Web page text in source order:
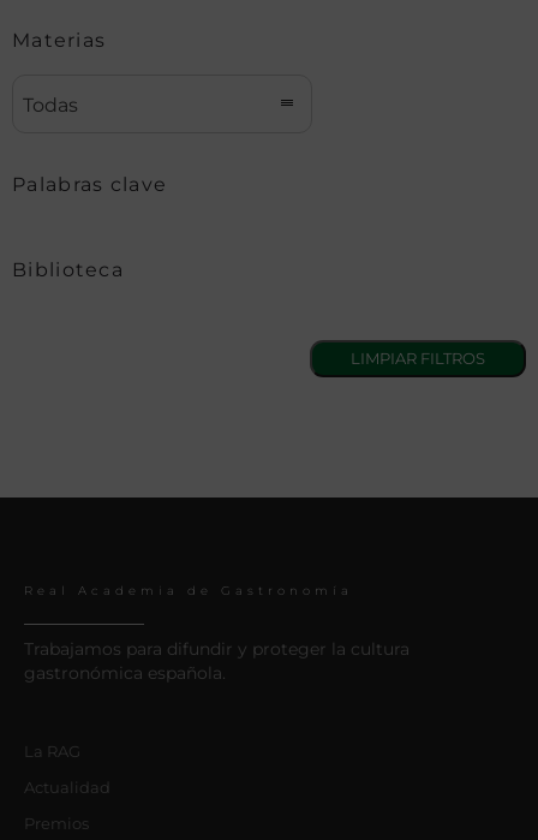
Materias
Todas
Palabras clave
Biblioteca
Real Academia de Gastronomía
Trabajamos para difundir y proteger la cultura
gastronómica española.
La RAG
Actualidad
Premios